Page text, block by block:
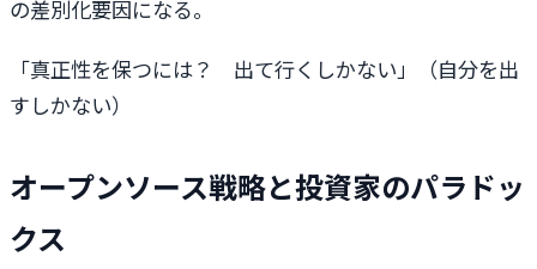
の差別化要因になる。
「真正性を保つには？ 出て行くしかない」（自分を出
すしかない）
オープンソース戦略と投資家のパラドッ
クス